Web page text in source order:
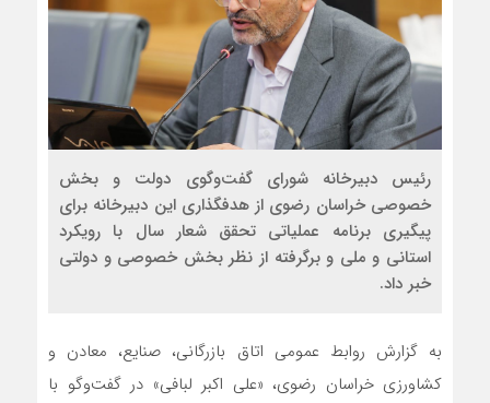
رئیس دبیرخانه شورای گفت‌وگوی دولت و بخش
خصوصی خراسان رضوی از هدفگذاری این دبیرخانه برای
پیگیری برنامه عملیاتی تحقق شعار سال با رویکرد
استانی و ملی و برگرفته از نظر بخش خصوصی و دولتی
خبر داد.
به گزارش روابط عمومی اتاق بازرگانی، صنایع، معادن و
کشاورزی خراسان رضوی، «علی اکبر لبافی» در گفت‌وگو با